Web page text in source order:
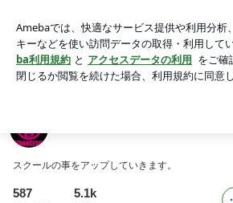
アプリをダウンロードして ブログの更新通知
ょう。
スクールの事をアップしていきます。
587 5.1k